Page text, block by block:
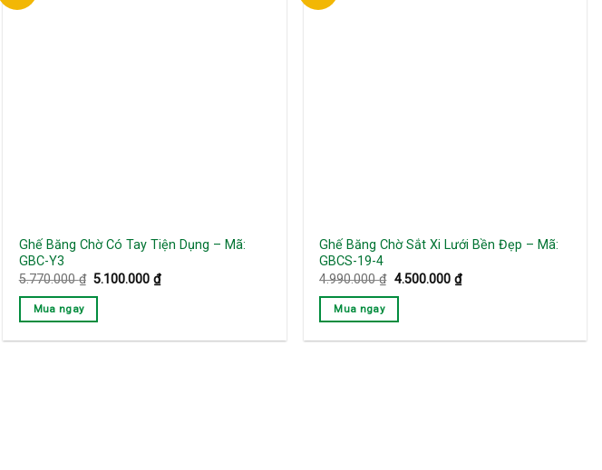
Ghế Băng Chờ Có Tay Tiện Dụng – Mã:
GBC-Y3
5.770.000₫ Giá
5.100.000₫Giá
hiện
Mua ngay
Ghế Băng Chờ Sắt Xi Lưới Bền Đẹp – Mã:
GBCS-19-4
4.990.000₫ Giá
4.500.000 ₫Giá
hiện
Mua ngay